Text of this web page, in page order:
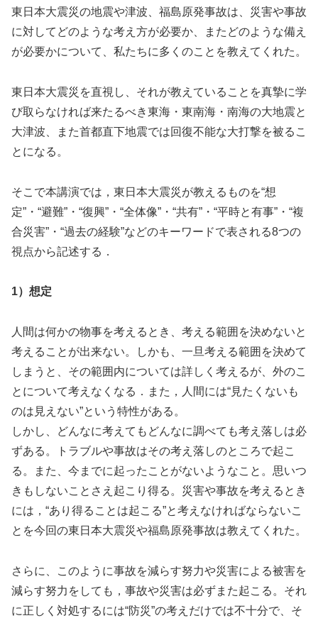
東日本大震災の地震や津波、福島原発事故は、災害や事故
に対してどのような考え方が必要か、またどのような備え
が必要かについて、私たちに多くのことを教えてくれた。
東日本大震災を直視し、それが教えていることを真摯に学
び取らなければ来たるべき東海・東南海・南海の大地震と
大津波、また首都直下地震では回復不能な大打撃を被るこ
とになる。
そこで本講演では，東日本大震災が教えるものを“想
定”・“避難”・“復興”・“全体像”・“共有”・“平時と有事”・“複
合災害”・“過去の経験”などのキーワードで表される8つの
視点から記述する．
1）想定
人間は何かの物事を考えるとき、考える範囲を決めないと
考えることが出来ない。しかも、一旦考える範囲を決めて
しまうと、その範囲内については詳しく考えるが、外のこ
とについて考えなくなる．また，人間には“見たくないも
のは見えない”という特性がある。
しかし、どんなに考えてもどんなに調べても考え落しは必
ずある。トラブルや事故はその考え落しのところで起こ
る。また、今までに起ったことがないようなこと。思いつ
きもしないことさえ起こり得る。災害や事故を考えるとき
には，“あり得ることは起こる”と考えなければならないこ
とを今回の東日本大震災や福島原発事故は教えてくれた。
さらに、このように事故を減らす努力や災害による被害を
減らす努力をしても，事故や災害は必ずまた起こる。それ
に正しく対処するには“防災”の考えだけでは不十分で、そ